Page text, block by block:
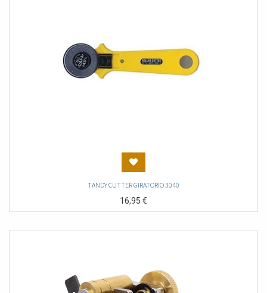
TANDY CUTTER GIRATORIO 3040
16,95€